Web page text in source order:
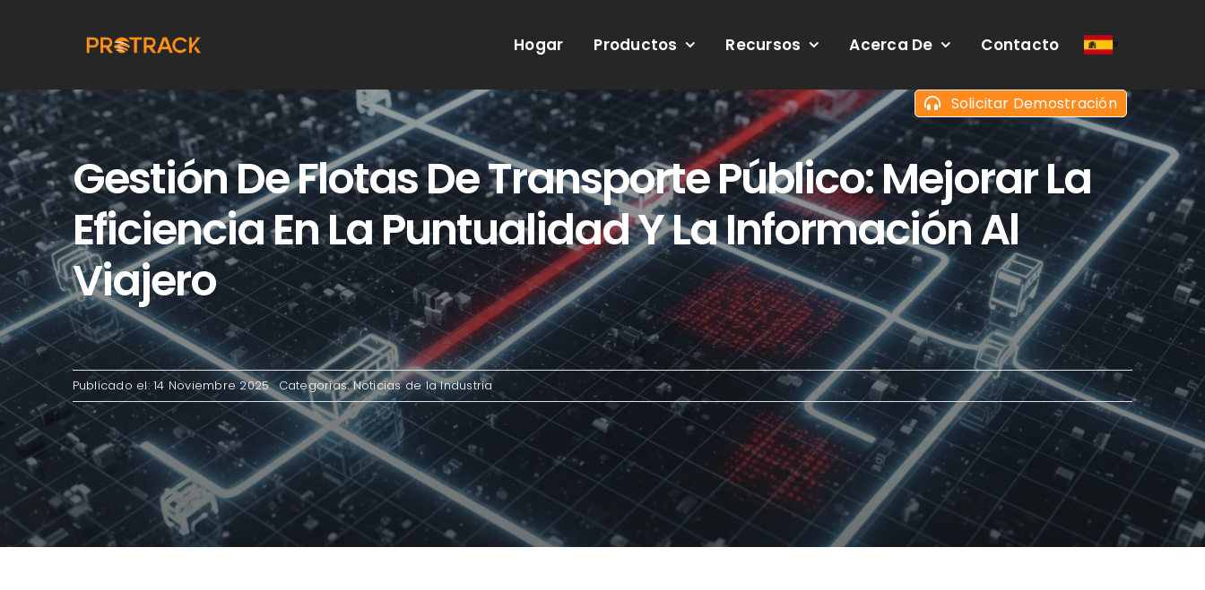
Hogar Productos Recursos Acerca De Contacto
Solicitar Demostración
Gestión De Flotas De Transporte Público: Mejorar La
Eficiencia En La Puntualidad Y La Información Al
Viajero
Publicado el: 14 Noviembre 2025 Categorías:Noticias de la Industria